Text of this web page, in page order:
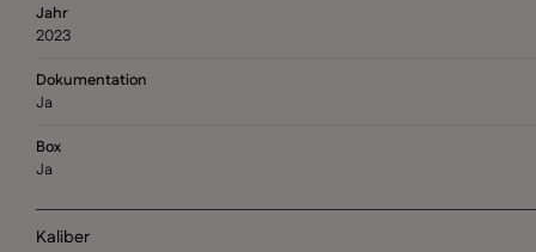
Jahr
2023
Dokumentation
Ja
Box
Ja
Kaliber